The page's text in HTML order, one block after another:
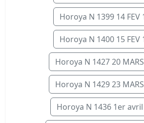
Horoya N 1399 14 FEV
Horoya N 1400 15 FEV
Horoya N 1427 20
Horoya N 1429 23
Horoya N 1436 1er